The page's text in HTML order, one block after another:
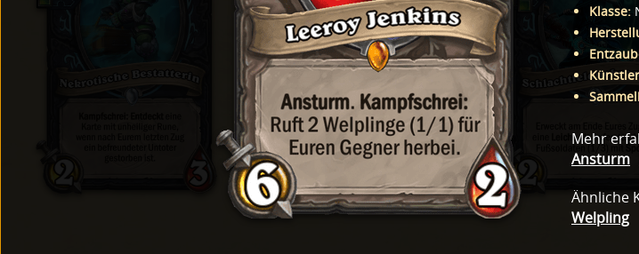
Klasse:
Künstler
Mehr
Ansturm
Ähnliche
Welpling